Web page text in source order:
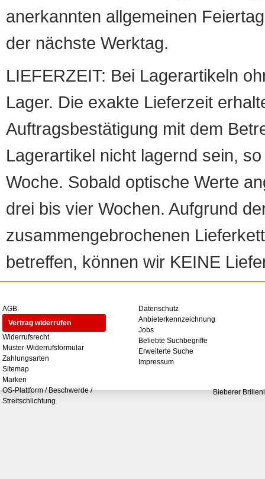
anerkannten allgemeinen
der nächste Werktag.
LIEFERZEIT: Bei Lagerartikeln
Lager. Die exakte Lieferzeit
Auftragsbestätigung mit dem
Lagerartikel nicht lagernd sein,
Woche. Sobald optische Werte
drei bis vier Wochen. Aufgrund
zusammengebrochenen
betreffen, können wir KEINE
AGB
Vertrag widerrufen
Widerrufsrecht
Muster-Widerrufsformular
Zahlungsarten
Sitemap
Marken
OS-Plattform / Beschwerde /
Streitschlichtung
Datenschutz
Anbieterkennzeichnung
Jobs
Beliebte Suchbegriffe
Erweiterte Suche
Impressum
Bieberer